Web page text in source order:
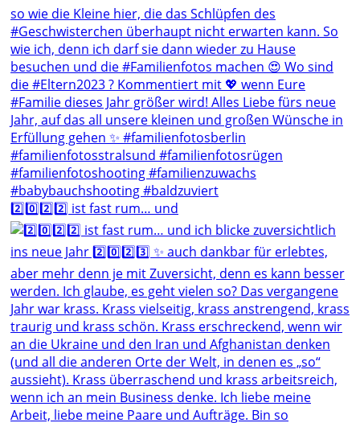
2️⃣0️⃣2️⃣2️⃣ ist fast rum… und